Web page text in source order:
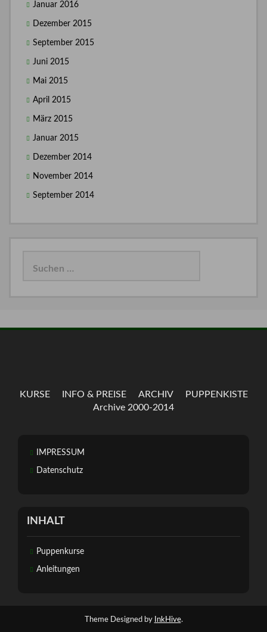
Januar 2016
Dezember 2015
September 2015
Juni 2015
Mai 2015
April 2015
März 2015
Januar 2015
Dezember 2014
November 2014
September 2014
KURSE INFO & PREISE ARCHIV
PUPPENKISTE
Archive 2000-2014
IMPRESSUM
Datenschutz
INHALT
Puppenkurse
Anleitungen
Theme Designed by InkHive.